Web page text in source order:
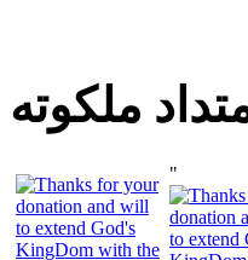
ملكوته
"